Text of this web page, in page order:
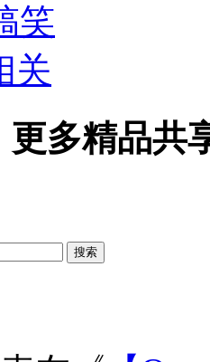
笑
关
更多精品共